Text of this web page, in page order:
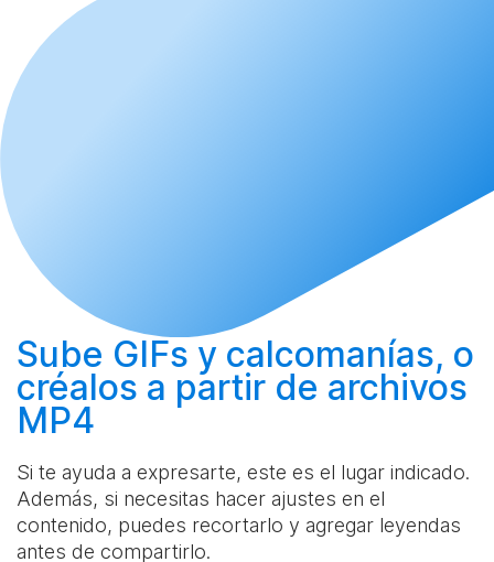
Sube GIFs y calcomanías, o
créalos a partir de archivos
MP4
Si te ayuda a expresarte, este es el lugar indicado.
Además, si necesitas hacer ajustes en el
contenido, puedes recortarlo y agregar leyendas
antes de compartirlo.